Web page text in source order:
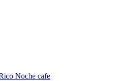
Noche cafe